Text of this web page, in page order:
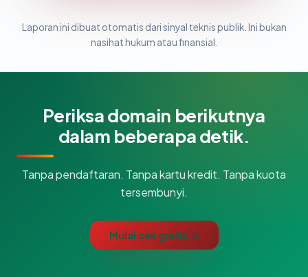
Laporan ini dibuat otomatis dari sinyal teknis publik. Ini bukan
nasihat hukum atau finansial.
Periksa domain berikutnya
dalam beberapa detik.
Tanpa pendaftaran. Tanpa kartu kredit. Tanpa kuota
tersembunyi.
Mulai cek gratis →